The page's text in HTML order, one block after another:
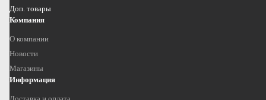
Доп. товары
Компания
О компании
Новости
Магазины
Информация